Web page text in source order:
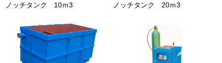
ノッチタンク 10ｍ3 ノッチタンク 20ｍ3